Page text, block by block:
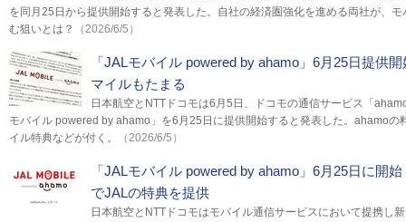
を同月25日から提供開始すると発表した。自社の経済圏強化を進める両社が、
む狙いとは？
（2026/6/5）
「JALモバイル powered by ahamo」6月25日提供
マイルもたまる
日本航空とNTTドコモは6月5日、ドコモの通信サービス「
モバイル powered by ahamo」を6月25日に提供開始すると発表した。ahamoの
イル特典などが付く。
（2026/6/5）
「JALモバイル powered by ahamo」6月25日に開
でJALの特典を提供
日本航空とNTTドコモはモバイル通信サービスにおいて提携し